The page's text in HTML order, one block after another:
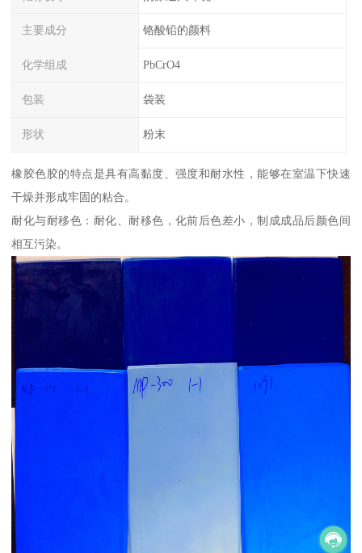
主要成分 铬酸铅的颜料
化学组成 PbCrO4
包装 袋装
形状 粉末
橡胶色胶的特点是具有高黏度、强度和耐水性，能够在室温下快速
干燥并形成牢固的粘合。
耐化与耐移色：耐化、耐移色，化前后色差小，制成成品后颜色间
相互污染。